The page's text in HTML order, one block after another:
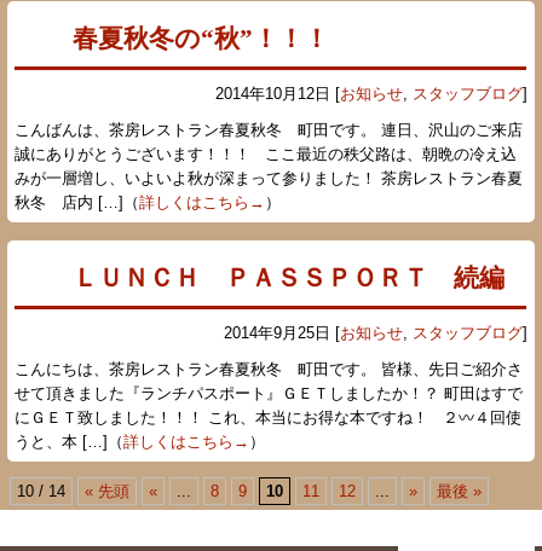
春夏秋冬の“秋”！！！
2014年10月12日 [お知らせ, スタッフブログ]
こんばんは、茶房レストラン春夏秋冬 町田です。 連日、沢山のご来店
誠にありがとうございます！！！ ここ最近の秩父路は、朝晩の冷え込
みが一層増し、いよいよ秋が深まって参りました！ 茶房レストラン春夏
秋冬 店内 […]（詳しくはこちら→ ）
ＬＵＮＣＨ ＰＡＳＳＰＯＲＴ 続編
2014年9月25日 [お知らせ スタッフブログ]
こんにちは、茶房レストラン春夏秋冬 町田です。 皆様、先日ご紹介さ
せて頂きました『ランチパスポート』ＧＥＴしましたか！？ 町田はすで
にＧＥＴ致しました！！！ これ、本当にお得な本ですね！ ２〰４回使
うと、本 […]（詳しくはこちら→ ）
10 / 14 « 先頭 « 8 9 10 11 12 » 最後 »